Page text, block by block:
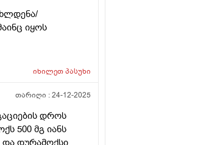
იყოს
იხილეთპასუხი
თარიღი :24-12-2025
დროს
500 მგ იანს
დურამოქსი